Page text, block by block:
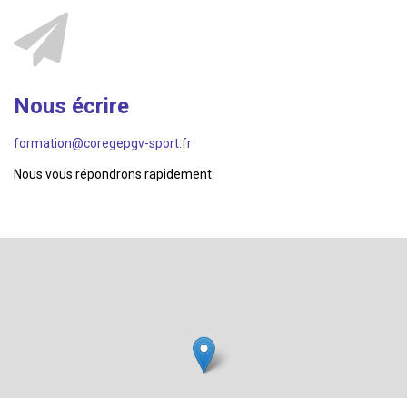
Nous écrire
formation@coregepgv-sport.fr
Nous vous répondrons rapidement.